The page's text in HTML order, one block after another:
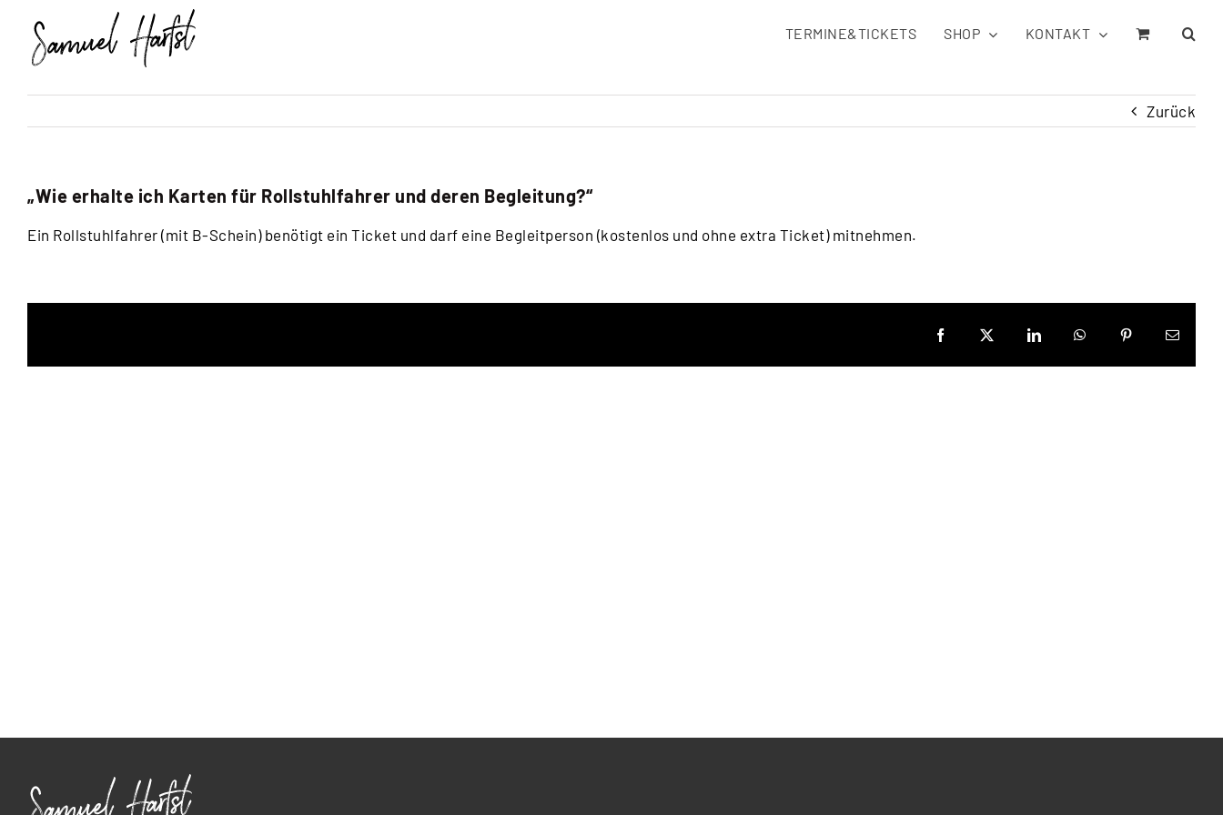
Inhalt
springen
TERMINE&TICKETS SHOP KONTAKT
Zurück
„Wie erhalte ich Karten für Rollstuhlfahrer und deren Begleitung?“
Ein Rollstuhlfahrer (mit B-Schein) benötigt ein Ticket und darf eine Begleitperson (kostenlos und ohne extra Ticket) mitnehmen.
Facebook
X LinkedInWhatsAppPinterestE-